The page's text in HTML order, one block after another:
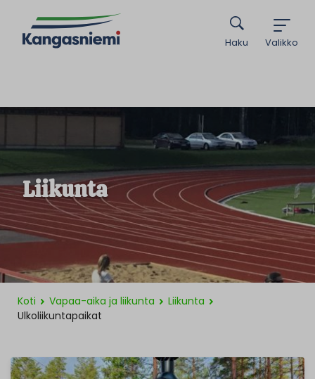
Valikko
Haku
Liikunta
Koti Vapaa-aika ja liikunta
Liikunta
Ulkoliikuntapaikat